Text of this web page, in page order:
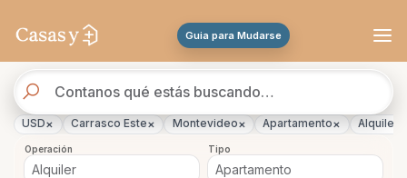
Guia para Mudarse
de
propiedades
USD× Carrasco Este× Montevideo× Apartamento× Alquiler
Operación Tipo